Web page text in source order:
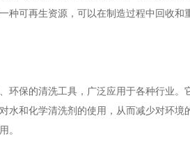
种可再生资源，可以在制造过程中回收和
环保的清洗工具，广泛应用于各种行业
水和化学清洗剂的使用，从而减少对环
。